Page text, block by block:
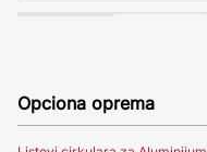
Opciona oprema